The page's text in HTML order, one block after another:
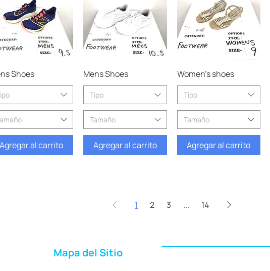
Vista rápida
Shoes
Agregar al carrito
Vista rápida
Mens Shoes
Tipo
Tamaño
Agregar al carrito
Vista rápida
Women’s shoes
Tipo
Tamaño
Agregar al carrito
1 2 3 ... 14
Mapa del Sitio